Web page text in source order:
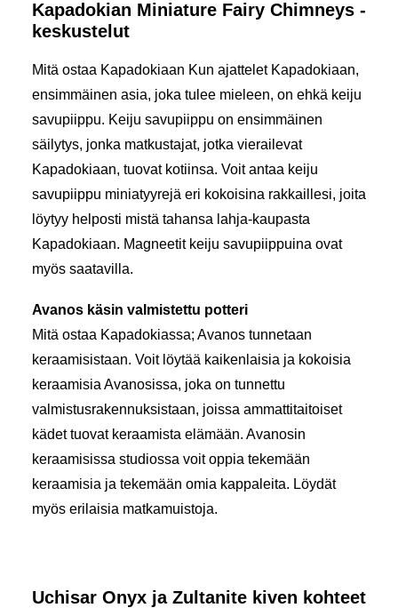
Kapadokian Miniature Fairy Chimneys -
keskustelut
Mitä ostaa Kapadokiaan Kun ajattelet Kapadokiaan,
ensimmäinen asia, joka tulee mieleen, on ehkä keiju
savupiippu. Keiju savupiippu on ensimmäinen
säilytys, jonka matkustajat, jotka vierailevat
Kapadokiaan, tuovat kotiinsa. Voit antaa keiju
savupiippu miniatyyrejä eri kokoisina rakkaillesi, joita
löytyy helposti mistä tahansa lahja-kaupasta
Kapadokiaan. Magneetit keiju savupiippuina ovat
myös saatavilla.
Avanos käsin valmistettu potteri
Mitä ostaa Kapadokiassa; Avanos tunnetaan
keraamisistaan. Voit löytää kaikenlaisia ja kokoisia
keraamisia Avanosissa, joka on tunnettu
valmistusrakennuksistaan, joissa ammattitaitoiset
kädet tuovat keraamista elämään. Avanosin
keraamisissa studiossa voit oppia tekemään
keraamisia ja tekemään omia kappaleita. Löydät
myös erilaisia matkamuistoja.
Uchisar Onyx ja Zultanite kiven kohteet